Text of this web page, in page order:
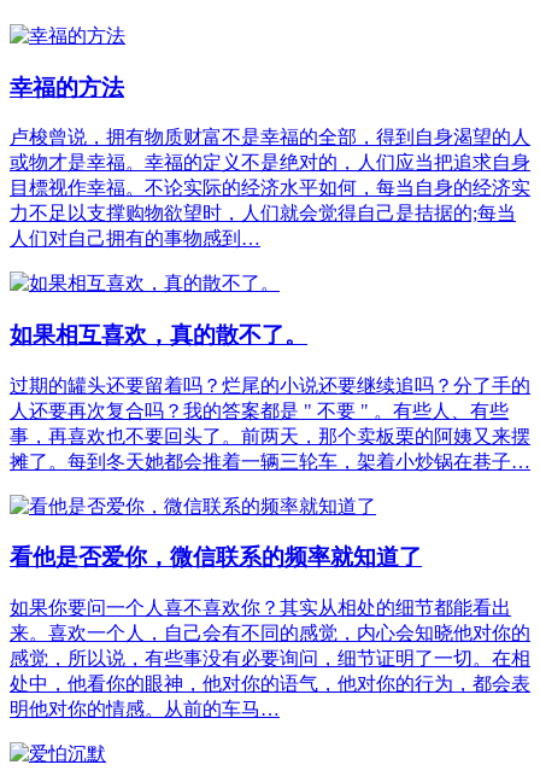
幸福的方法
卢梭曾说，拥有物质财富不是幸福的全部，得到自身渴望的人
或物才是幸福。幸福的定义不是绝对的，人们应当把追求自身
目標视作幸福。不论实际的经济水平如何，每当自身的经济实
力不足以支撑购物欲望时，人们就会觉得自己是拮据的;每当
人们对自己拥有的事物感到…
如果相互喜欢，真的散不了。
过期的罐头还要留着吗？烂尾的小说还要继续追吗？分了手的
人还要再次复合吗？我的答案都是 " 不要 " 。有些人、有些
事，再喜欢也不要回头了。前两天，那个卖板栗的阿姨又来摆
摊了。每到冬天她都会推着一辆三轮车，架着小炒锅在巷子…
看他是否爱你，微信联系的频率就知道了
如果你要问一个人喜不喜欢你？其实从相处的细节都能看出
来。喜欢一个人，自己会有不同的感觉，内心会知晓他对你的
感觉，所以说，有些事没有必要询问，细节证明了一切。在相
处中，他看你的眼神，他对你的语气，他对你的行为，都会表
明他对你的情感。从前的车马…